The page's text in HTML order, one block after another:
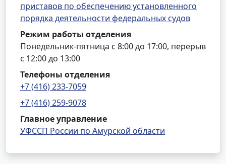
приставов по обеспечению установленного
порядка деятельности федеральных судов
Режим работы отделения
Понедельник-пятница с 8:00 до 17:00, перерыв
с 12:00 до 13:00
Телефоны отделения
+7 (416) 233-7059
+7 (416) 259-9078
Главное управление
УФССП России по Амурской области